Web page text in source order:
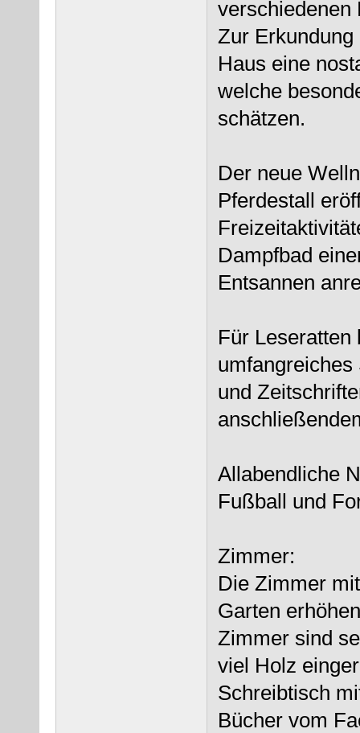
verschiedenen
Zur
Haus eine
welche
schätzen.
Der neue
Pferdestall
Dampfbad
Entsannen
Für Leseratten
und
Allabendliche
Fußball und
Zimmer:
Die Zimmer
Garten
Zimmer sind
viel Holz
Schreibtisch
Bücher vom